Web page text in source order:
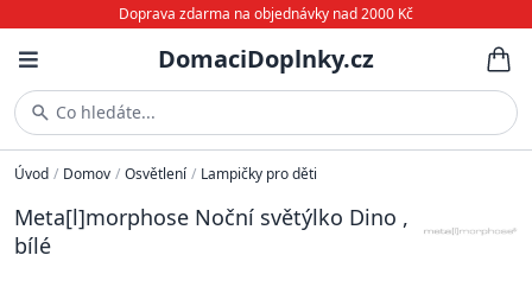
Doprava zdarma na objednávky nad 2000 Kč
DomaciDoplnky.cz
Co hledáte...
Úvod / Domov / Osvětlení / Lampičky pro děti
Meta[l]morphose Noční světýlko Dino ,
bílé